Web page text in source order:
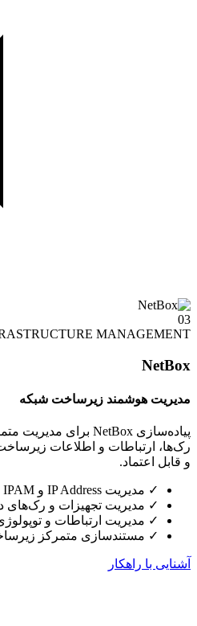
03
MANAGEMENT
NetBox
مدیریت هوشمند زیرساخت شبکه
رک‌ها، ارتباطات و اطلاعات
و قابل اعتماد.
✓ مدیریت IP Address و IPAM
✓ مدیریت تجهیزات و رک‌های
✓ مدیریت ارتباطات و
✓ مستندسازی متمرکز
آشنایی با راهکار